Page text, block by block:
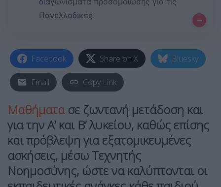
Πανελλαδικές.
–
Facebook Share on X Bluesky
Email Copy Link
Μαθήματα σε ζωντανή μετάδοση και
για την Α’ και Β’ λυκείου, καθώς επίσης
και πρόβλεψη για εξατομικευμένες
ασκήσεις, μέσω Τεχνητής
Νοημοσύνης, ώστε να καλύπτονται οι